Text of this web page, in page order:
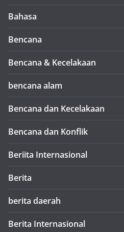
Bahasa
Bencana
Bencana & Kecelakaan
bencana alam
Bencana dan Kecelakaan
Bencana dan Konflik
Beriita Internasional
Berita
berita daerah
Berita Internasional